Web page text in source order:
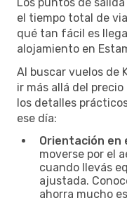
el tiempo total de
qué tan fácil es
alojamiento en
Al buscar vuelos de
ir más allá del
los detalles
ese día:
Orientación en
moverse por el
cuando llevás
ajustada.
ahorra mucho